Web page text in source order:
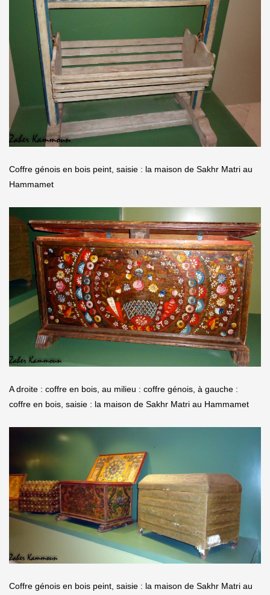
Coffre génois en bois peint, saisie : la maison de Sakhr Matri au
Hammamet
A droite : coffre en bois, au milieu : coffre génois, à gauche :
coffre en bois, saisie : la maison de Sakhr Matri au Hammamet
Coffre génois en bois peint, saisie : la maison de Sakhr Matri au